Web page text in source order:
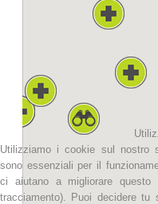
Utilizziamo i cookie sul nostro
sono essenziali per il
ci aiutano a migliorare questo
tracciamento). Puoi decidere